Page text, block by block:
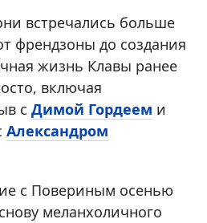
встречались больше
френдзоны до создания
жизнь Клавы ранее
включая
с Димой Гордеем и
Александром
с Повериным осенью
меланхоличного